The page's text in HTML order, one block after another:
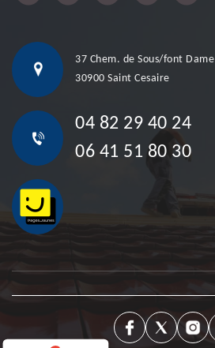
37 Chem. de Sous/font Dame
30900 Saint Cesaire
04 82 29 40 24
06 41 51 80 30